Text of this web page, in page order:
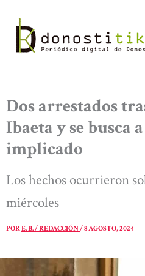
contenido
Dos arrestados
Ibaeta y se busca
implicado
Los hechos ocurrieron
miércoles
PORE. B. / REDACCIÓN/8 AGOSTO, 2024